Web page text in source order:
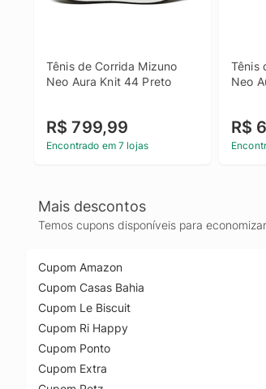
Tênis de Corrida Mizuno
Neo Aura Knit 44 Preto
R$ 799,99
Encontrado em 7 lojas
Tênis
Neo
R$
Mais descontos
Temos cupons disponíveis para
Cupom Amazon
Cupom Casas Bahia
Cupom Le Biscuit
Cupom Ri Happy
Cupom Ponto
Cupom Extra